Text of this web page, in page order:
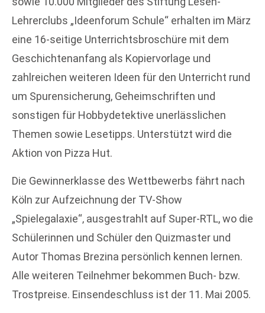
Lehrerclubs „Ideenforum Schule“ erhalten im März
eine 16-seitige Unterrichtsbroschüre mit dem
Geschichtenanfang als Kopiervorlage und
zahlreichen weiteren Ideen für den Unterricht rund
um Spurensicherung, Geheimschriften und
sonstigen für Hobbydetektive unerlässlichen
Themen sowie Lesetipps. Unterstützt wird die
Aktion von Pizza Hut.
Die Gewinnerklasse des Wettbewerbs fährt nach
Köln zur Aufzeichnung der TV-Show
„Spielegalaxie“‚ ausgestrahlt auf Super-RTL, wo die
Schülerinnen und Schüler den Quizmaster und
Autor Thomas Brezina persönlich kennen lernen.
Alle weiteren Teilnehmer bekommen Buch- bzw.
Trostpreise. Einsendeschluss ist der 11. Mai 2005.